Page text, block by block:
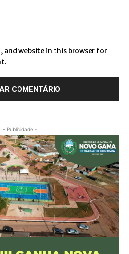
and website in this browser for
- Publicidade -